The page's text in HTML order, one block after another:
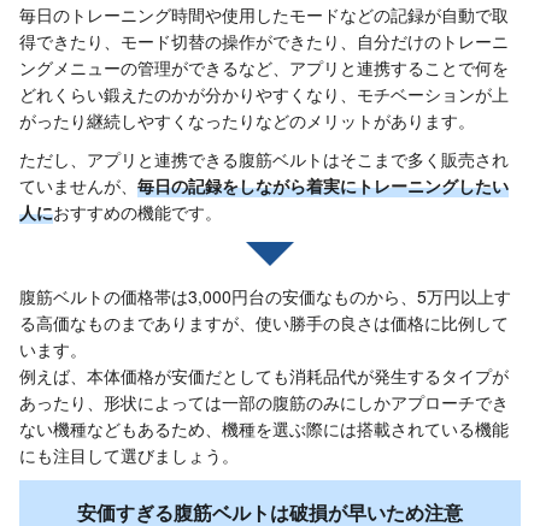
毎日のトレーニング時間や使用したモードなどの記録が自動で取
得できたり、モード切替の操作ができたり、自分だけのトレーニ
ングメニューの管理ができるなど、アプリと連携することで何を
どれくらい鍛えたのかが分かりやすくなり、モチベーションが上
がったり継続しやすくなったりなどのメリットがあります。
ただし、アプリと連携できる腹筋ベルトはそこまで多く販売され
ていませんが、 毎日の記録をしながら着実にトレーニングしたい
人におすすめの機能です。
腹筋ベルトの価格帯は3,000円台の安価なものから、5万円以上す
る高価なものまでありますが、使い勝手の良さは価格に比例して
います。
例えば、本体価格が安価だとしても消耗品代が発生するタイプが
あったり、形状によっては一部の腹筋のみにしかアプローチでき
ない機種などもあるため、機種を選ぶ際には搭載されている機能
にも注目して選びましょう。
安価すぎる腹筋ベルトは破損が早いため注意